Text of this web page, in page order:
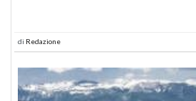
di Redazione